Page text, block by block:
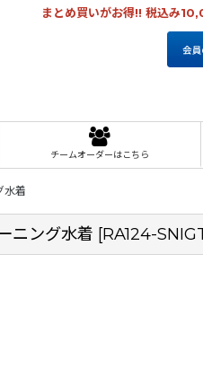
まとめ買いがお得!! 税込み
チームオーダーはこちら
水着
ニング水着 [RA124-